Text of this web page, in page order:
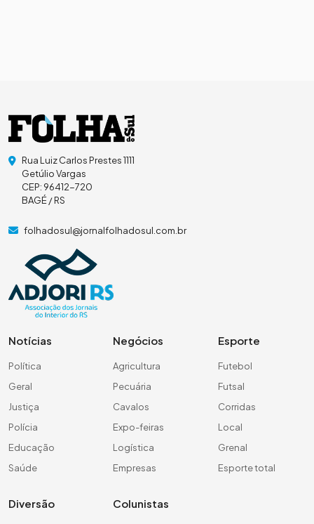
Rua Luiz Carlos Prestes 1111
Getúlio Vargas
CEP: 96412-720
BAGÉ / RS
folhadosul@jornalfolhadosul.com.br
Notícias
Política
Geral
Justiça
Polícia
Educação
Saúde
Negócios
Agricultura
Pecuária
Cavalos
Expo-feiras
Logística
Empresas
Esporte
Futebol
Futsal
Corridas
Local
Grenal
Esporte total
Diversão Colunistas